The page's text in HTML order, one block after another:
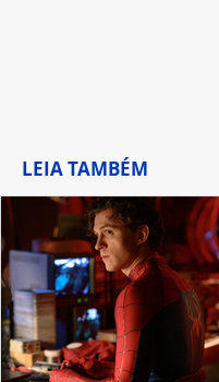
LEIA TAMBÉM